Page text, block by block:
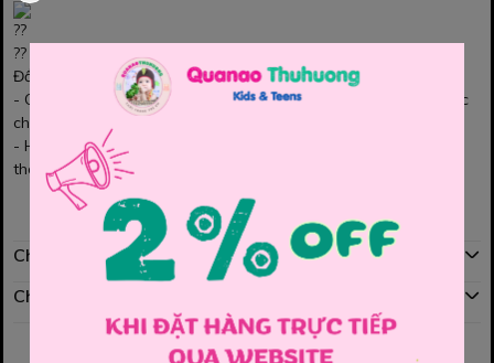
Đồ bơi liên Bon Chop Siêu dễ thương
- Chất thun co giãn co dãn bốn chiều chuyên dụng , chống nước
chống UV, bao đẹp , chống nắng
- Hoạ tiết sinh đông, cho bé iu thích, bé sẽ cực kì thoải mái khi
tham gia các hoạt động dưới nước các Mom nhé
Chính sách mua hàng
Chính sách đổi hàng